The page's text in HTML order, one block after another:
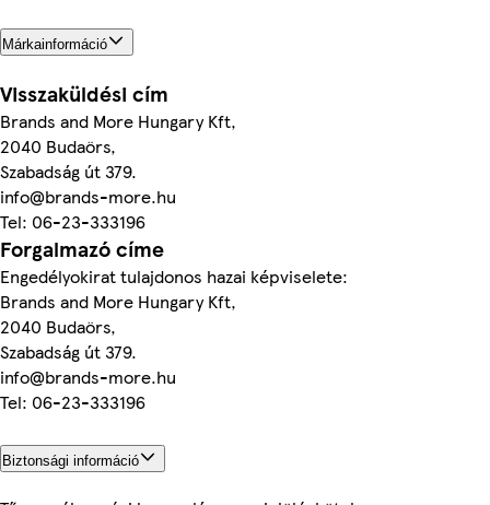
Márkainformáció
Visszaküldési cím
Brands and More Hungary Kft,
2040 Budaörs,
Szabadság út 379.
info@brands-more.hu
Tel: 06-23-333196
Forgalmazó címe
Engedélyokirat tulajdonos hazai képviselete:
Brands and More Hungary Kft,
2040 Budaörs,
Szabadság út 379.
info@brands-more.hu
Tel: 06-23-333196
Biztonsági információ